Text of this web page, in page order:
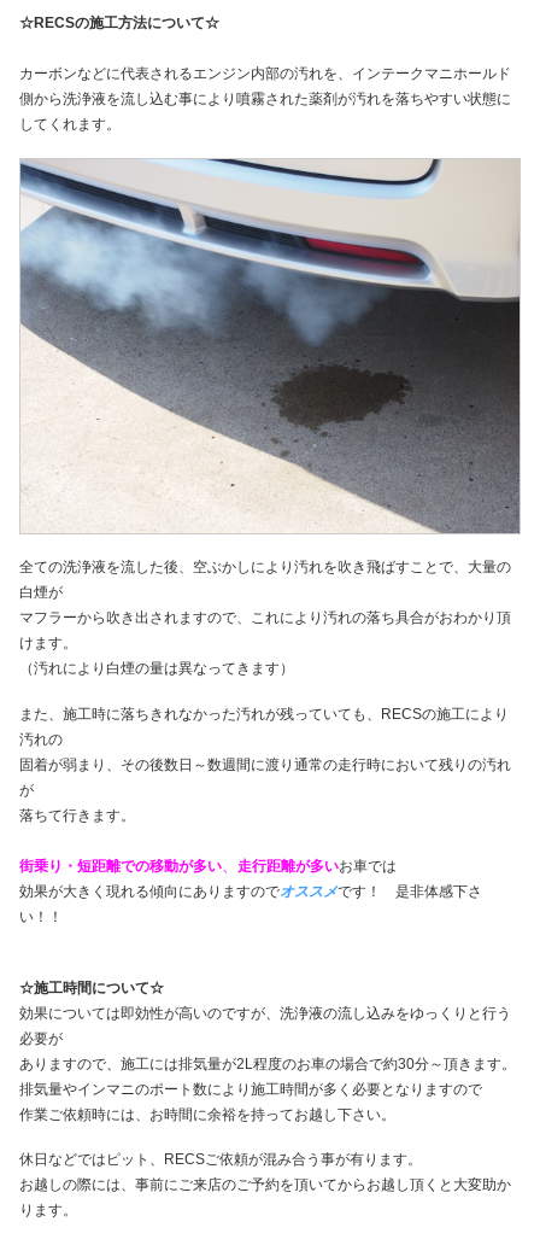
☆RECSの施工方法について☆
カーボンなどに代表されるエンジン内部の汚れを、インテークマニホールド
側から洗浄液を流し込む事により噴霧された薬剤が汚れを落ちやすい状態に
してくれます。
全ての洗浄液を流した後、空ぶかしにより汚れを吹き飛ばすことで、大量の
白煙が
マフラーから吹き出されますので、これにより汚れの落ち具合がおわかり頂
けます。
（汚れにより白煙の量は異なってきます）
また、施工時に落ちきれなかった汚れが残っていても、RECSの施工により
汚れの
固着が弱まり、その後数日～数週間に渡り通常の走行時において残りの汚れ
が
落ちて行きます。
街乗り・短距離での移動が多い 走行距離が多いお車では
効果が大きく現れる傾向にありますのでオススメです！ 是非体感下さ
い！！
☆施工時間について☆
効果については即効性が高いのですが、洗浄液の流し込みをゆっくりと行う
必要が
ありますので、施工には排気量が2L程度のお車の場合で約30分～頂きます。
排気量やインマニのポート数により施工時間が多く必要となりますので
作業ご依頼時には、お時間に余裕を持ってお越し下さい。
休日などではピット、RECSご依頼が混み合う事が有ります。
お越しの際には、事前にご来店のご予約を頂いてからお越し頂くと大変助か
ります。